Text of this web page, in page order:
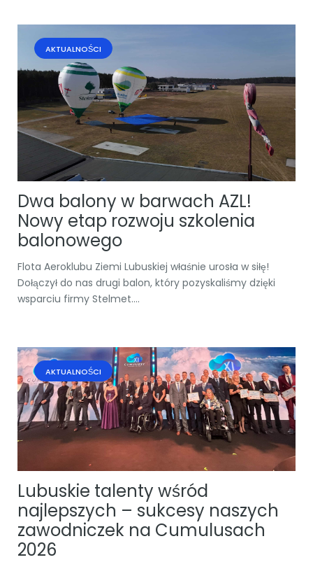
AKTUALNOŚCI
Dwa balony w barwach AZL!
Nowy etap rozwoju szkolenia
balonowego
Flota Aeroklubu Ziemi Lubuskiej właśnie urosła w siłę!
Dołączył do nas drugi balon, który pozyskaliśmy dzięki
wsparciu firmy Stelmet....
AKTUALNOŚCI
Lubuskie talenty wśród
najlepszych – sukcesy naszych
zawodniczek na Cumulusach
2026